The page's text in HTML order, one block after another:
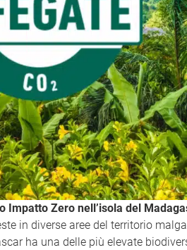
Impatto Zero nell’isola del
in diverse aree del territorio
ha una delle più elevate